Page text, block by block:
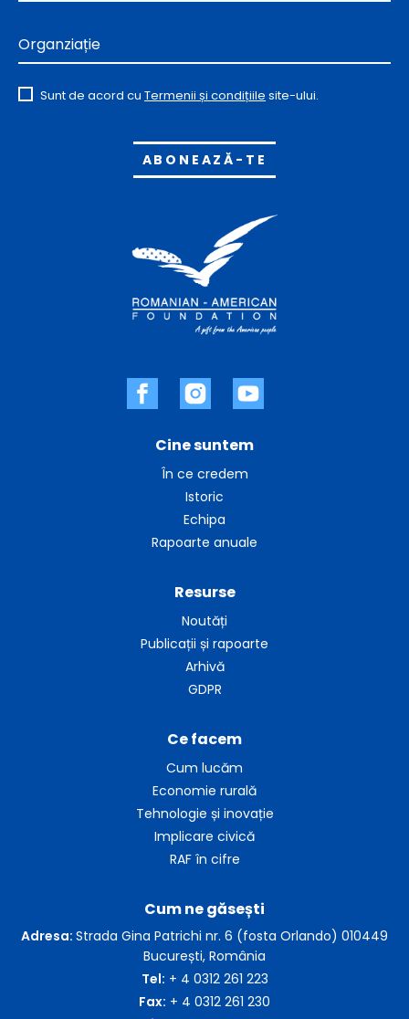
Cine suntem
În ce credem
Istoric
Echipa
Rapoarte anuale
Ce facem
Cum lucăm
Economie rurală
Tehnologie și inovație
Implicare civică
RAF în cifre
Resurse
Noutăți
Publicații și rapoarte
Arhivă
GDPR
Cum ne găsești
Adresa: Strada Gina Patrichi nr. 6 (fosta Orlando) 010449
București, România
Tel: + 4 0312 261 223
Fax: + 4 0312 261 230
Organziație
Sunt de acord cu Termenii și condițiile site-ului.